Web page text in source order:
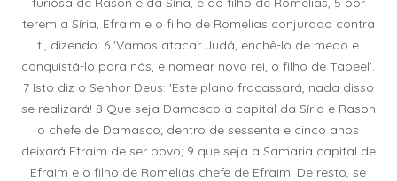
terem a Síria, Efraim e o filho de Romelias conjurado contra
ti, dizendo: 6 'Vamos atacar Judá, enchê-lo de medo e
conquistá-lo para nós, e nomear novo rei, o filho de Tabeel'.
7 Isto diz o Senhor Deus: 'Este plano fracassará, nada disso
se realizará! 8 Que seja Damasco a capital da Síria e Rason
o chefe de Damasco; dentro de sessenta e cinco anos
deixará Efraim de ser povo; 9 que seja a Samaria capital de
Efraim e o filho de Romelias chefe de Efraim. De resto, se